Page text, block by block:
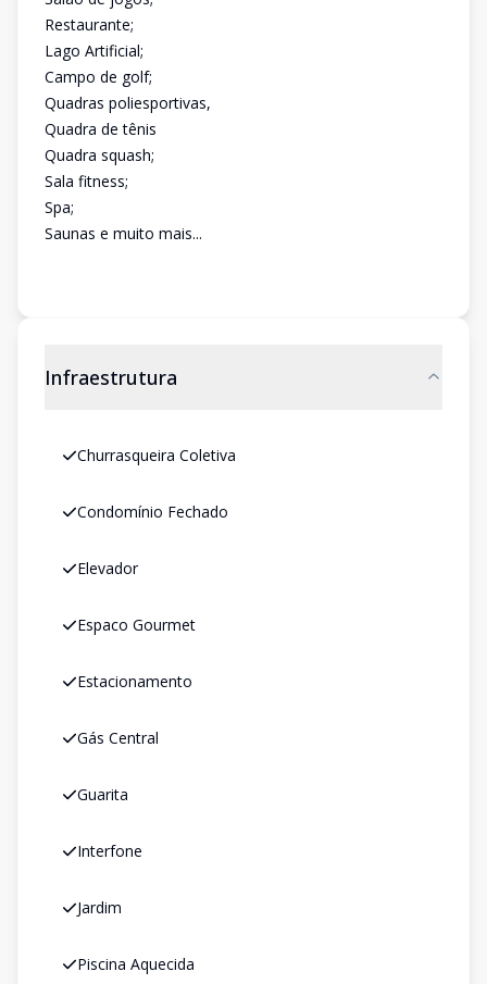
Restaurante;
Lago Artificial;
Campo de golf;
Quadras poliesportivas,
Quadra de tênis
Quadra squash;
Sala fitness;
Spa;
Saunas e muito mais...
Infraestrutura
Churrasqueira Coletiva
Condomínio Fechado
Elevador
Espaco Gourmet
Estacionamento
Gás Central
Guarita
Interfone
Jardim
Piscina Aquecida